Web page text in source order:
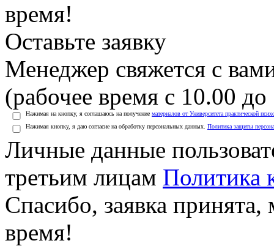
время!
Оставьте заявку
Менеджер свяжется с
(рабочее время с 10.00
Нажимая на кнопку, я соглашаюсь на получение материалов от Университета практической
Нажимая кнопку, я даю согласие на обработку персональных данных. Политика защиты
Личные данные
третьим лицам Политика
Спасибо, заявка
время!